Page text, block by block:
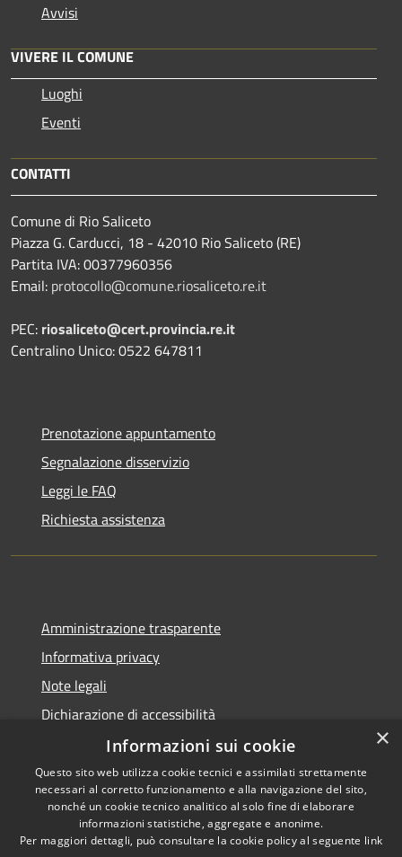
Avvisi
VIVERE IL COMUNE
Luoghi
Eventi
CONTATTI
Comune di Rio Saliceto
Piazza G. Carducci, 18 - 42010 Rio Saliceto (RE)
Partita IVA: 00377960356
Email: protocollo@comune.riosaliceto.re.it
PEC: riosaliceto@cert.provincia.re.it
Centralino Unico: 0522 647811
Prenotazione appuntamento
Segnalazione disservizio
Leggi le FAQ
Richiesta assistenza
Amministrazione trasparente
Informativa privacy
Note legali
Dichiarazione di accessibilità
Accessibilità
Privacy
Copyright © 2026 • Comune di
Rio Saliceto • Powered by
Municipium•Accesso
×
Informazioni sui cookie
Questo sito web utilizza cookie tecnici e assimilati strettamente
necessari al corretto funzionamento e alla navigazione del sito,
nonché un cookie tecnico analitico al solo fine di elaborare
informazioni statistiche, aggregate e anonime.
Per maggiori dettagli, può consultare la cookie policy al seguente link